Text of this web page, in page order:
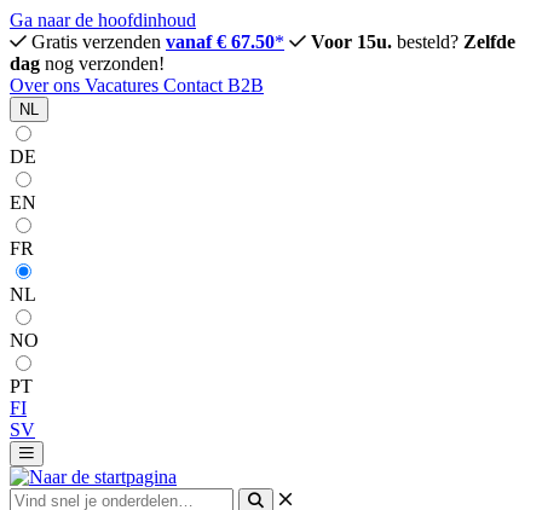
Ga naar de hoofdinhoud
Gratis verzenden vanaf € 67.50* Voor 15u. besteld? Zelfde
dag nog verzonden!
Over ons Vacatures Contact B2B
NL
DE
EN
FR
NL
NO
PT
FI
SV